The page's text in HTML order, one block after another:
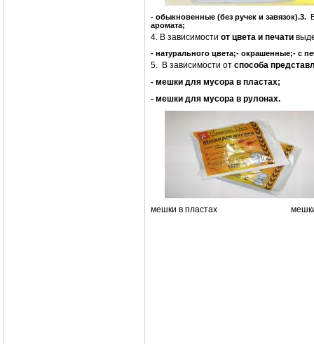
- обыкновенные (без ручек и завязок).3.
аромата;
4. В зависимости от цвета и печати
- натурального цвета;- окрашенные;- с
5. В зависимости от способа
- мешки для мусора в пластах;
- мешки для мусора в рулонах.
мешки в пластах мешки в